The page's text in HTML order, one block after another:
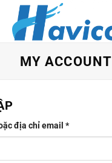
MY ACCOUNT
địa chỉ email *Bắt
buộc